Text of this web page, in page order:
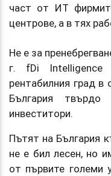
част от ИТ
центрове, а в тях
Не е за
г. fDi Intelligence
рентабилния град в
България
инвеститори.
Пътят на България
не е бил лесен, но
от първите големи